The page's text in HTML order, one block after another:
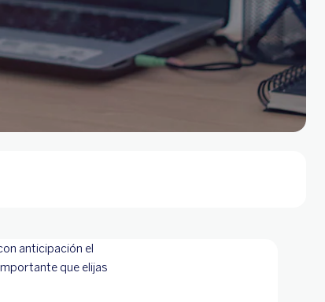
anticipación el
que elijas